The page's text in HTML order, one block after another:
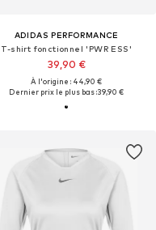
ADIDAS PERFORMANCE
T-shirt fonctionnel 'PWR ESS'
39,90 €
À l'origine : 44,90 €
Dernier prix le plus bas :39,90 €